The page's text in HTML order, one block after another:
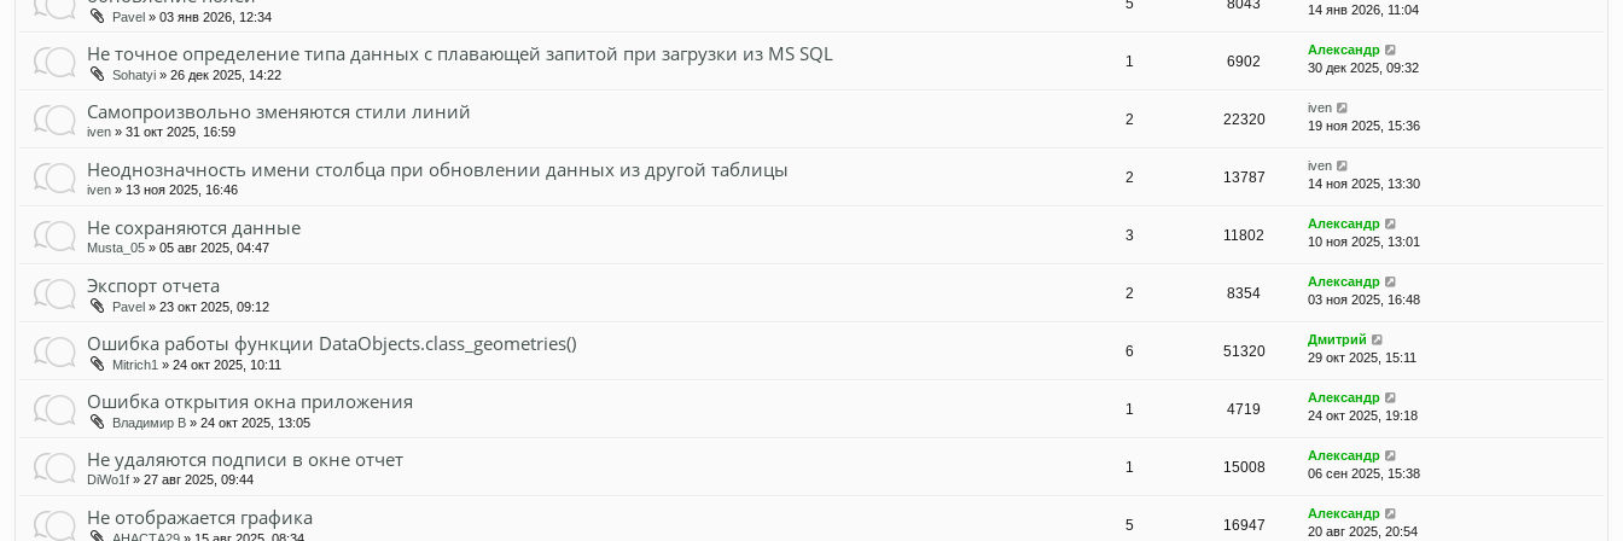
Pavel » 03 янв 2026, 12:34
5 8043 14 янв 2026, 11:04
Не точное определение типа данных с плавающей запитой при загрузки из MS SQL
Sohatyi » 26 дек 2025, 14:22
1 6902
Александр
30 дек 2025, 09:32
Самопроизвольно зменяются стили линий
iven » 31 окт 2025, 16:59
2 22320
iven
19 ноя 2025, 15:36
Неоднозначность имени столбца при обновлении данных из другой таблицы
iven » 13 ноя 2025, 16:46
2 13787
iven
14 ноя 2025, 13:30
Не сохраняются данные
Musta_05 » 05 авг 2025, 04:47
3 11802
Александр
10 ноя 2025, 13:01
Экспорт отчета
Pavel » 23 окт 2025, 09:12
2 8354
Александр
03 ноя 2025, 16:48
Ошибка работы функции DataObjects.class_geometries()
Mitrich1 » 24 окт 2025, 10:11
6 51320
Дмитрий
29 окт 2025, 15:11
Ошибка открытия окна приложения
Владимир В » 24 окт 2025, 13:05
1 4719
Александр
24 окт 2025, 19:18
Не удаляются подписи в окне отчет
DiWo1f » 27 авг 2025, 09:44
1 15008
Александр
06 сен 2025, 15:38
Не отображается графика 5 16947
Александр
20 авг 2025, 20:54